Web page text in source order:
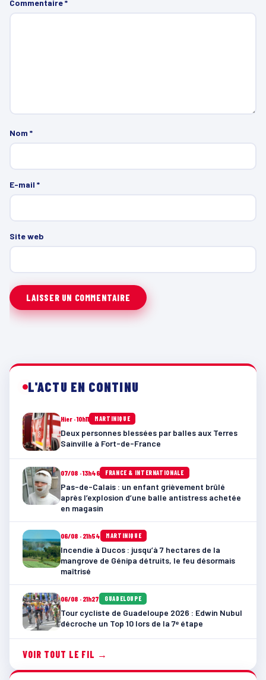
Commentaire*
Nom *
E-mail *
Site web
L'ACTU EN CONTINU
Hier · 10h11 MARTINIQUE
Deux personnes blessées par balles aux Terres
Sainville à Fort-de-France
07/08 · 13h46 FRANCE & INTERNATIONALE
Pas-de-Calais : un enfant grièvement brûlé
après l’explosion d’une balle antistress achetée
en magasin
06/08 · 21h54 MARTINIQUE
Incendie à Ducos : jusqu’à 7 hectares de la
mangrove de Génipa détruits, le feu désormais
maîtrisé
06/08 · 21h27 GUADELOUPE
Tour cycliste de Guadeloupe 2026 : Edwin Nubul
décroche un Top 10 lors de la 7ᵉ étape
VOIR TOUT LE FIL →